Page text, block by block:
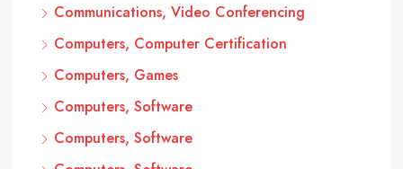
Communications, Video Conferencing
Computers, Computer Certification
Computers, Games
Computers, Software
Computers, Software